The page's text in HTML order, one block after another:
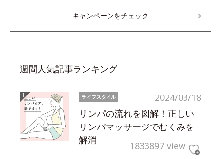
キャンペーンをチェック
週間人気記事ランキング
2024/03/18
ライフスタイル
リンパの流れを図解！正しい
リンパマッサージでむくみを
解消
1833897 view